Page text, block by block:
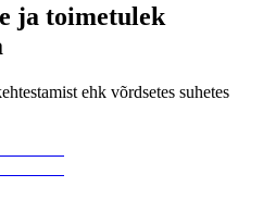
ja toimetulek
ehk võrdsetes suhetes